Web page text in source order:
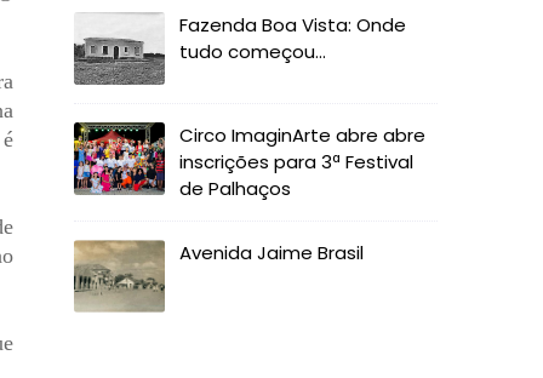
Fazenda Boa Vista: Onde
tudo começou...
Circo ImaginArte abre abre
inscrições para 3ª Festival
de Palhaços
Avenida Jaime Brasil